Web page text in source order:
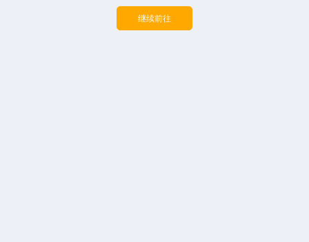
继续前往